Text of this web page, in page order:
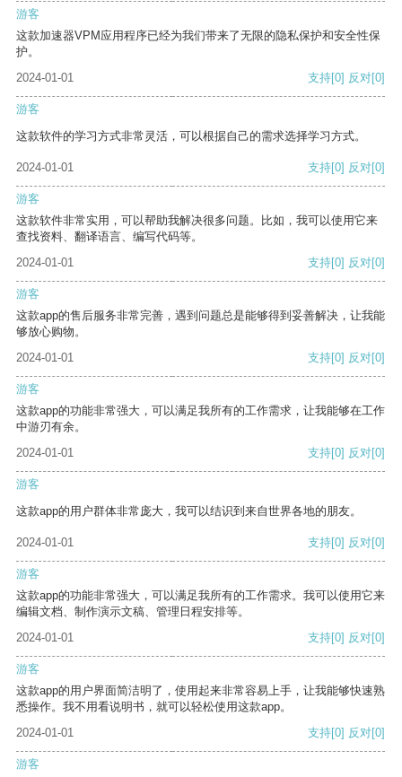
游客
这款加速器VPM应用程序已经为我们带来了无限的隐私保护和安全性保
护。
2024-01-01
支持[0] 反对[0]
游客
这款软件的学习方式非常灵活，可以根据自己的需求选择学习方式。
2024-01-01 支持[0] 反对[0]
游客
这款软件非常实用，可以帮助我解决很多问题。比如，我可以使用它来
查找资料、翻译语言、编写代码等。
2024-01-01
支持[0] 反对[0]
游客
这款app的售后服务非常完善，遇到问题总是能够得到妥善解决，让我能
够放心购物。
2024-01-01
支持[0] 反对[0]
游客
这款app的功能非常强大，可以满足我所有的工作需求，让我能够在工作
中游刃有余。
2024-01-01
支持[0] 反对[0]
游客
这款app的用户群体非常庞大，我可以结识到来自世界各地的朋友。
2024-01-01 支持[0] 反对[0]
游客
这款app的功能非常强大，可以满足我所有的工作需求。我可以使用它来
编辑文档、制作演示文稿、管理日程安排等。
2024-01-01
支持[0] 反对[0]
游客
这款app的用户界面简洁明了，使用起来非常容易上手，让我能够快速熟
悉操作。我不用看说明书，就可以轻松使用这款app。
2024-01-01
支持[0] 反对[0]
游客